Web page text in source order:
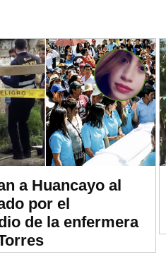
a Huancayo al
por el
de la enfermera